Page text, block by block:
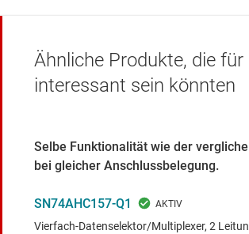
Ähnliche Produkte, die für
interessant sein könnten
Selbe Funktionalität wie der
bei gleicher Anschlussbelegung.
SN74AHC157-Q1
Vierfach-Datenselektor/Multiplexer, 2